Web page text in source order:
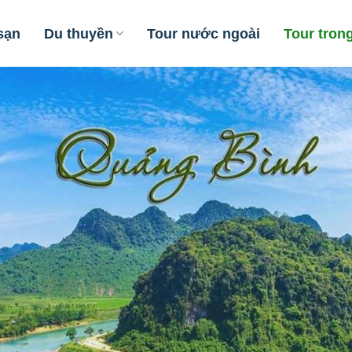
Du thuyền Tour nước ngoài Tour